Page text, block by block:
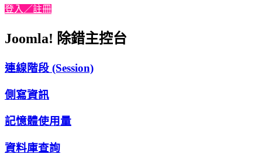
登入／註冊
Joomla! 除錯主控台
連線階段 (Session)
側寫資訊
記憶體使用量
資料庫查詢